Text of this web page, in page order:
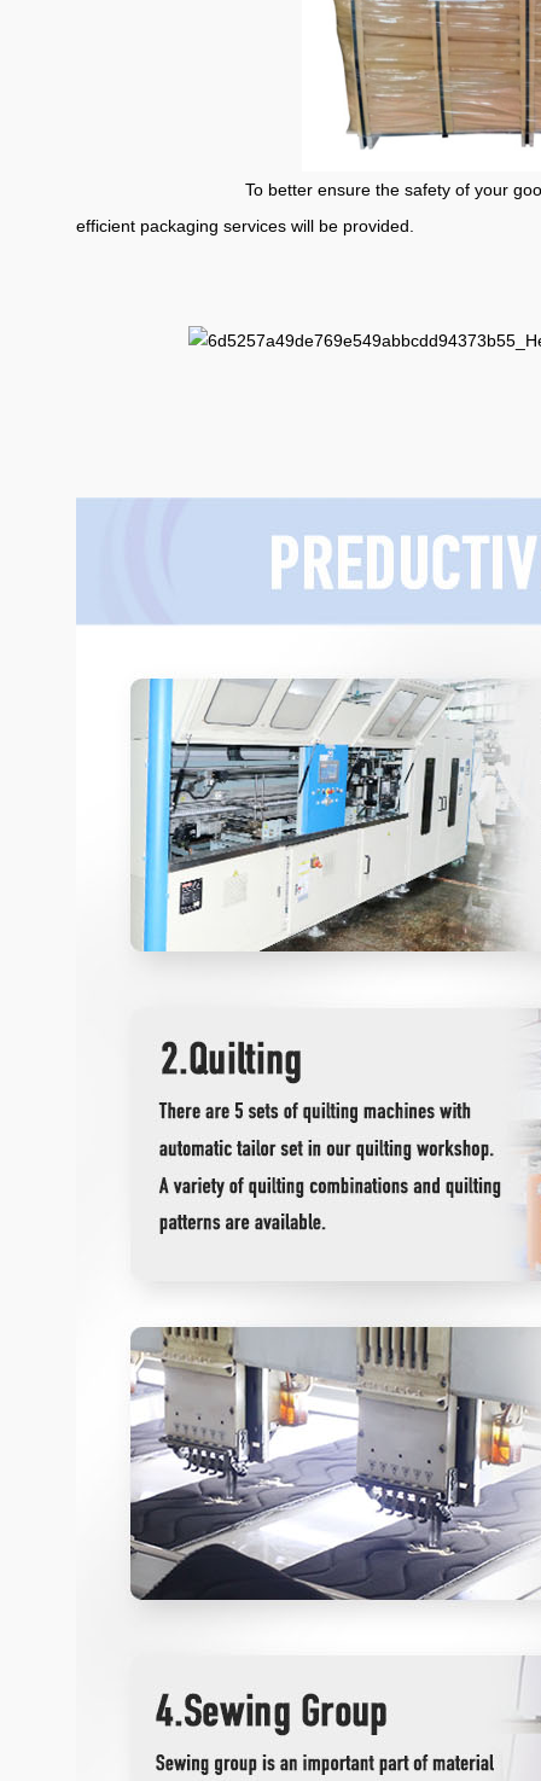
To better ensure the safety of your goods,
efficient packaging services will be provided.